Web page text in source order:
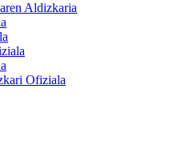
Aldizkaria
Ofiziala